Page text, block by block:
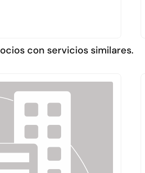
con servicios similares.